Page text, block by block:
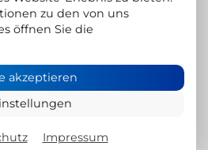
zu den von uns
öffnen Sie die
akzeptieren
Impressum